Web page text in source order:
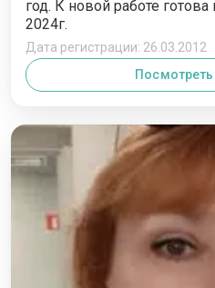
год. К новой работе готова
2024г.
Дата регистрации: 26.03.2012